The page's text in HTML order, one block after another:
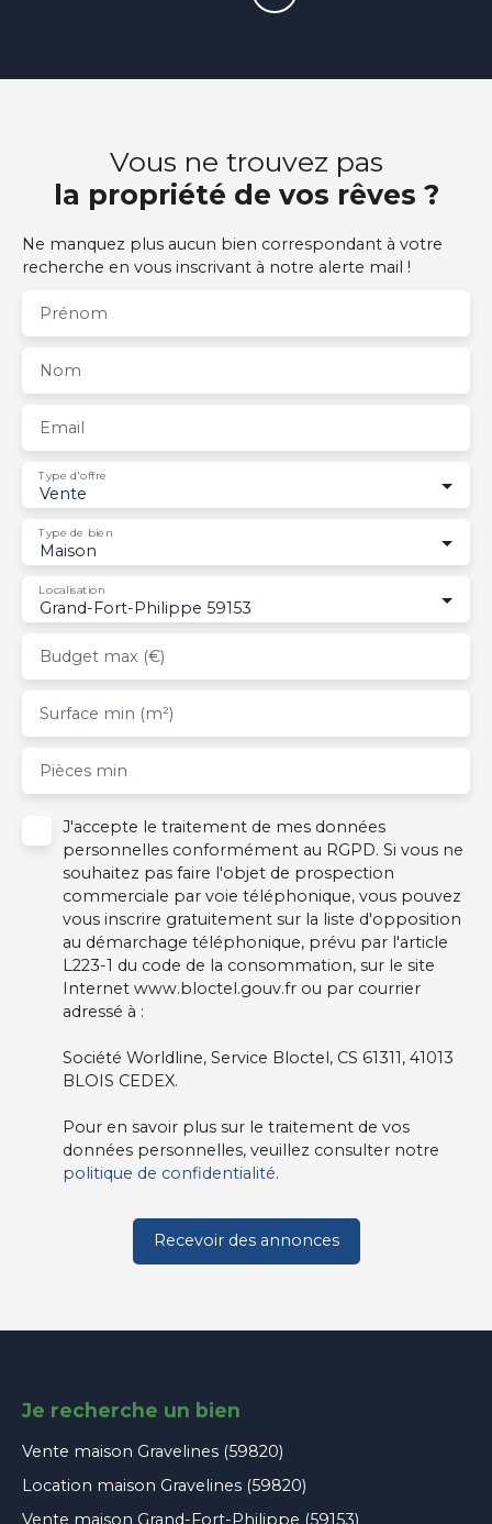
Vous ne trouvez pas
la propriété de vos rêves ?
Ne manquez plus aucun bien correspondant à votre
recherche en vous inscrivant à notre alerte mail !
Prénom
Nom
Email
Vente
Type d'offre
Maison
Type de bien
Grand-Fort-Philippe 59153
Localisation
Budget max (€)
Surface min (m²)
Pièces min
J'accepte le traitement de mes données
personnelles conformément au RGPD. Si vous ne
souhaitez pas faire l'objet de prospection
commerciale par voie téléphonique, vous pouvez
vous inscrire gratuitement sur la liste d'opposition
au démarchage téléphonique, prévu par l'article
L223-1 du code de la consommation, sur le site
Internet www.bloctel.gouv.fr ou par courrier
adressé à :
Société Worldline, Service Bloctel, CS 61311, 41013
BLOIS CEDEX.
Pour en savoir plus sur le traitement de vos
données personnelles, veuillez consulter notre
politique de confidentialité.
Recevoir des annonces
Je recherche un bien
Vente maison Gravelines (59820)
Location maison Gravelines (59820)
Vente maison Grand-Fort-Philippe (59153)